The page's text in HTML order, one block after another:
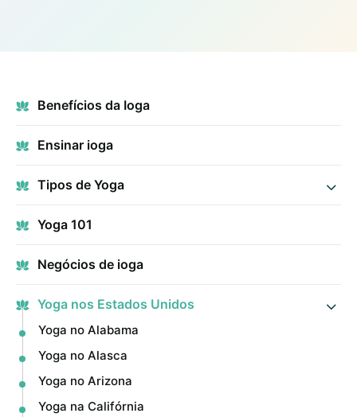
Benefícios da Ioga
Ensinar ioga
Tipos de Yoga
Yoga 101
Negócios de ioga
Yoga nos Estados Unidos
Yoga no Alabama
Yoga no Alasca
Yoga no Arizona
Yoga na Califórnia